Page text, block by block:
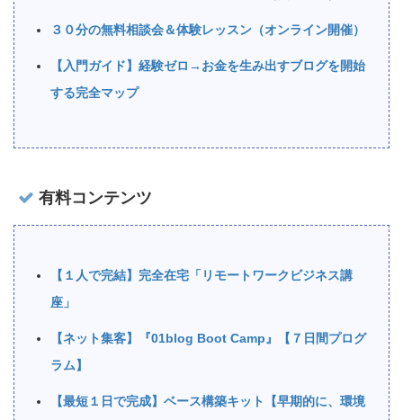
３０分の無料相談会＆体験レッスン（オンライン開催）
【入門ガイド】経験ゼロ→お金を生み出すブログを開始
する完全マップ
有料コンテンツ
【１人で完結】完全在宅「リモートワークビジネス講
座」
【ネット集客】『01blog Boot Camp』【７日間プログ
ラム】
【最短１日で完成】ベース構築キット【早期的に、環境